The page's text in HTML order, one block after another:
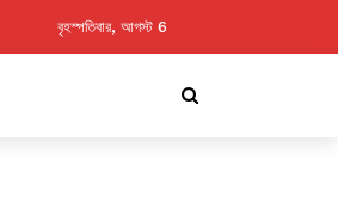
বৃহস্পতিবার, আগস্ট 6